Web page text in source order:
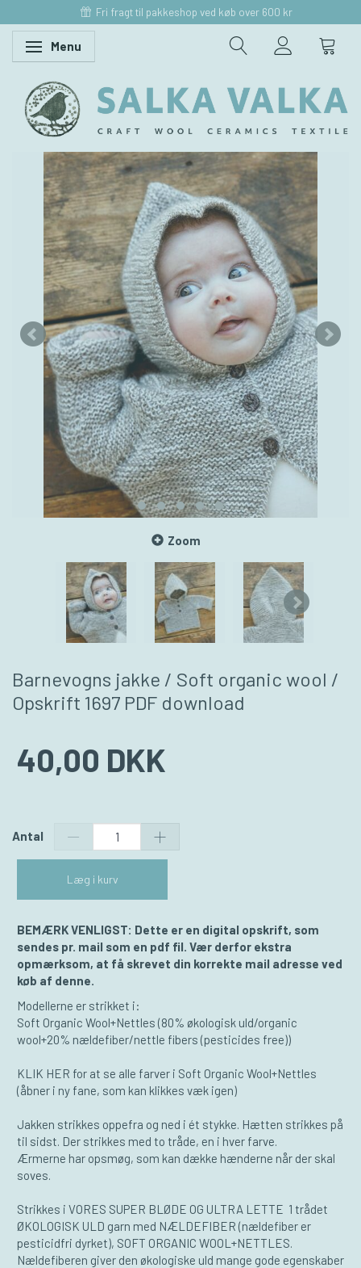
Fri fragt til pakkeshop ved køb over 600 kr
Skifte navigation
Menu
Zoom
Barnevogns jakke / Soft organic wool /
Opskrift 1697 PDF download
40,00 DKK
Antal
Læg i kurv
BEMÆRK VENLIGST: Dette er en digital opskrift, som
sendes pr. mail som en pdf fil. Vær derfor ekstra
opmærksom, at få skrevet din korrekte mail adresse ved
køb af denne.
Modellerne er strikket i:
Soft Organic Wool+Nettles (80% økologisk uld/organic
wool+20% nældefiber/nettle fibers (pesticides free))
KLIK HER for at se alle farver i Soft Organic Wool+Nettles
(åbner i ny fane, som kan klikkes væk igen)
Jakken strikkes oppefra og ned i ét stykke. Hætten strikkes på
til sidst. Der strikkes med to tråde, en i hver farve.
Ærmerne har opsmøg, som kan dække hænderne når der skal
soves.
Strikkes i VORES SUPER BLØDE OG ULTRA LETTE 1 trådet
ØKOLOGISK ULD garn med NÆLDEFIBER (nældefiber er
pesticidfri dyrket), SOFT ORGANIC WOOL+NETTLES.
Nældefiberen giver den økologiske uld mange gode egenskaber